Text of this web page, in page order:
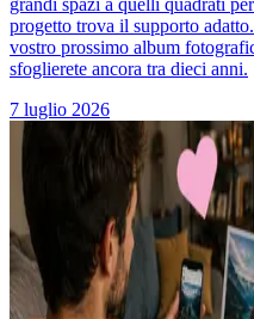
grandi spazi a quelli quadrati
progetto trova il supporto
vostro prossimo album
sfoglierete ancora tra dieci anni.
7 luglio 2026